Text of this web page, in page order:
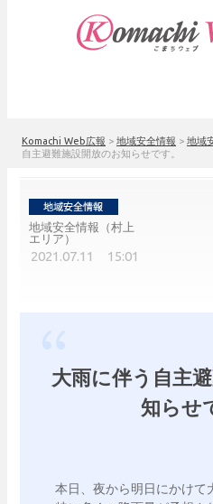
Komachi Web広報 > 地域安全情報 > 地域
自主避難施設開放のお知らせです。
地域安全情報（村上
エリア）
2021.07.11 15:01
大雨に伴う自主
知らせ
本日、夜から明日にかけて